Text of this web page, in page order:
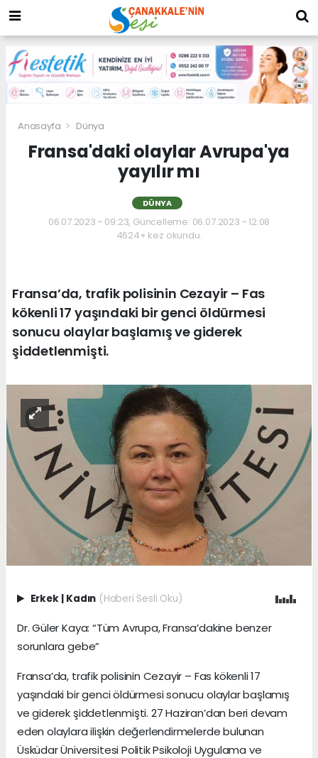
Anasayfa Dünya
Fransa'daki olaylar Avrupa'ya
yayılır mı
DÜNYA
06.07.2023 - 09:23, Güncelleme: 06.07.2023 - 12:08
4624+ kez okundu.
Fransa’da, trafik polisinin Cezayir – Fas
kökenli 17 yaşındaki bir genci öldürmesi
sonucu olaylar başlamış ve giderek
şiddetlenmişti.
Erkek | Kadın (Haberi Sesli Oku)
Dr. Güler Kaya: “Tüm Avrupa, Fransa’dakine benzer
sorunlara gebe”
Fransa’da, trafik polisinin Cezayir – Fas kökenli 17
yaşındaki bir genci öldürmesi sonucu olaylar başlamış
ve giderek şiddetlenmişti. 27 Haziran’dan beri devam
eden olaylara ilişkin değerlendirmelerde bulunan
Üsküdar Üniversitesi Politik Psikoloji Uygulama ve